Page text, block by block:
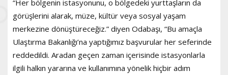
“Her bölgenin istasyonunu, o bölgedeki yurttaşların da
görüşlerini alarak, müze, kültür veya sosyal yaşam
merkezine dönüştüreceğiz.” diyen Odabaşı, “Bu amaçla
Ulaştırma Bakanlığı’na yaptığımız başvurular her seferinde
reddedildi. Aradan geçen zaman içerisinde istasyonlarla
ilgili halkın yararına ve kullanımına yönelik hiçbir adım